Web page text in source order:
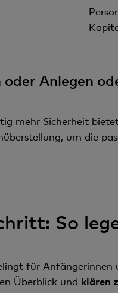
Anlegen
mehr Sicherheit
um die
So
für
Überblick und klären